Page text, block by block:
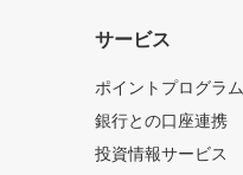
サービス
ポイントプログラム
銀行との口座連携
投資情報サービス